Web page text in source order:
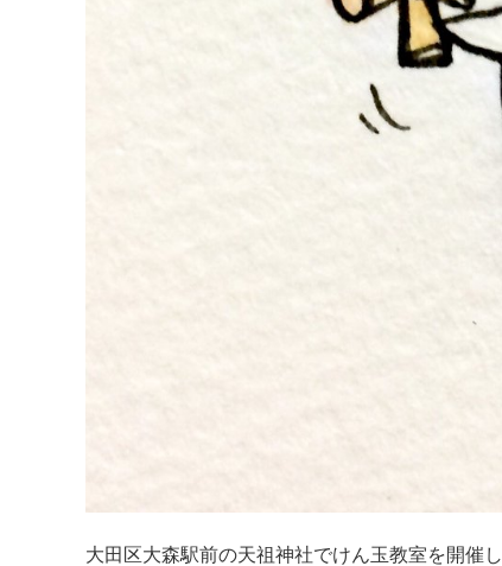
大田区大森駅前の天祖神社でけん玉教室を開催し